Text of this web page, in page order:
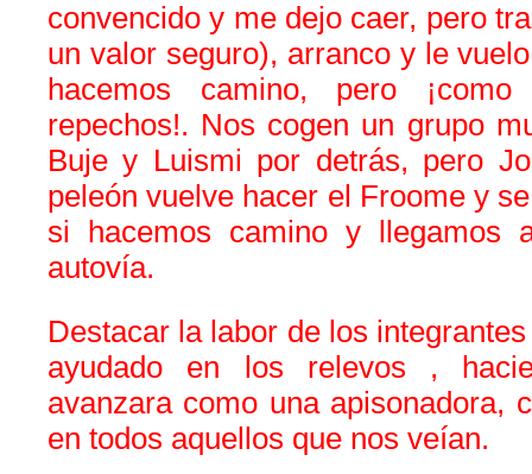
convencido y me dejo caer, pero
un valor seguro), arranco y le
hacemos camino, pero
repechos!. Nos cogen un grupo
Buje y Luismi por detrás, pero
peleón vuelve hacer el Froome y
si hacemos camino y
autovía.
Destacar la labor de los
ayudado en los relevos ,
avanzara como una apisonadora,
en todos aquellos que nos veían.